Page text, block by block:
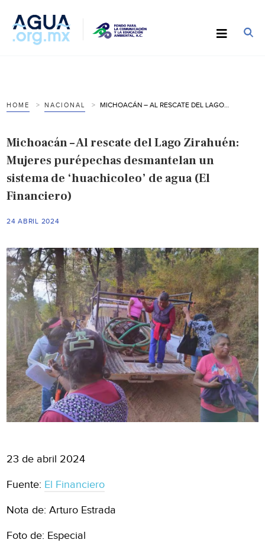
HOME NACIONAL
Michoacán – Al rescate del Lago Zirahuén:
Mujeres purépechas desmantelan un
sistema de ‘huachicoleo’ de agua (El
Financiero)
24 ABRIL 2024
23 de abril 2024
Fuente: El Financiero
Nota de: Arturo Estrada
Foto de: Especial